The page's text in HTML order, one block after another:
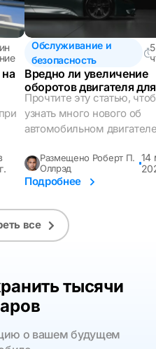
Обслуживание и
безопасность
Вредно ли увеличение
оборотов двигателя для
автомобиля?
Прочтите эту статью,
узнать много нового об
автомобильном
Размещено Роберт П.
Оллрэд
14
Подробнее
все
тысячи
о вашем будущем